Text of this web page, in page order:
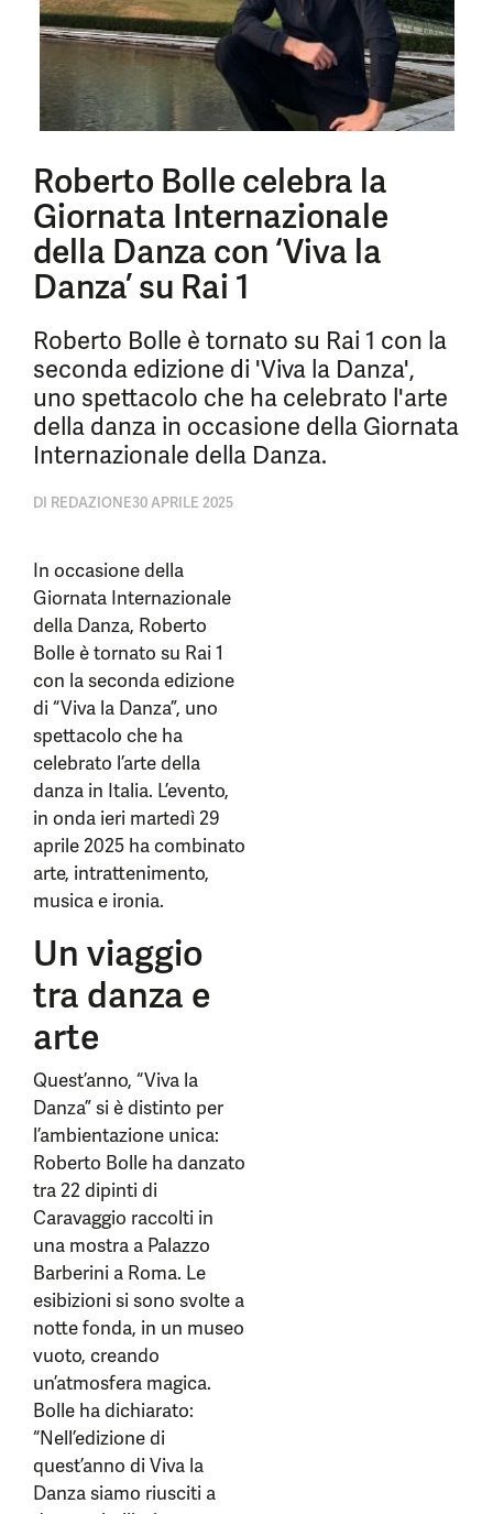
Roberto Bolle celebra la
Giornata Internazionale
della Danza con ‘Viva la
Danza’ su Rai 1
Roberto Bolle è tornato su Rai 1 con la
seconda edizione di 'Viva la Danza',
uno spettacolo che ha celebrato l'arte
della danza in occasione della Giornata
Internazionale della Danza.
DI REDAZIONE30 APRILE 2025
In occasione della
Giornata Internazionale
della Danza, Roberto
Bolle è tornato su Rai 1
con la seconda edizione
di “Viva la Danza”, uno
spettacolo che ha
celebrato l’arte della
danza in Italia. L’evento,
in onda ieri martedì 29
aprile 2025 ha combinato
arte, intrattenimento,
musica e ironia.
Un viaggio
tra danza e
arte
Quest’anno, “Viva la
Danza” si è distinto per
l’ambientazione unica:
Roberto Bolle ha danzato
tra 22 dipinti di
Caravaggio raccolti in
una mostra a Palazzo
Barberini a Roma. Le
esibizioni si sono svolte a
notte fonda, in un museo
vuoto, creando
un’atmosfera magica.
Bolle ha dichiarato:
“Nell’edizione di
quest’anno di Viva la
Danza siamo riusciti a